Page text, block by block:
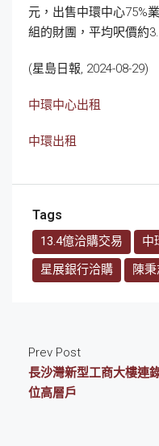
元，出售中環中心75%
組的財團，平均呎價約
(星島日報, 2024-08-29)
中環中心出租
中環出租
Tags
13.4億洽購交易 中
星展銀行洽購
陳
Prev Post
長沙灣新型工商大樓連
位高層戶